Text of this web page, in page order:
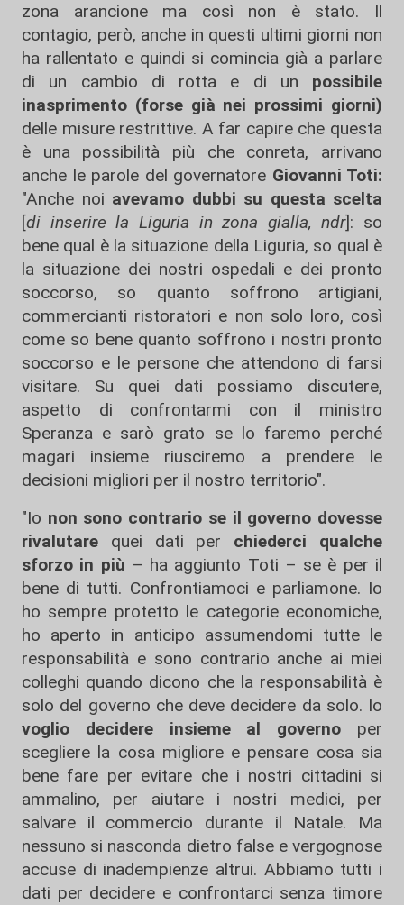
zona arancione ma così non è stato. Il
contagio, però, anche in questi ultimi giorni non
ha rallentato e quindi si comincia già a parlare
di un cambio di rotta e di un possibile
inasprimento (forse già nei prossimi giorni)
delle misure restrittive. A far capire che questa
è una possibilità più che conreta, arrivano
anche le parole del governatore Giovanni Toti:
"Anche noi avevamo dubbi su questa scelta
[di inserire la Liguria in zona gialla, ndr]: so
bene qual è la situazione della Liguria, so qual è
la situazione dei nostri ospedali e dei pronto
soccorso, so quanto soffrono artigiani,
commercianti ristoratori e non solo loro, così
come so bene quanto soffrono i nostri pronto
soccorso e le persone che attendono di farsi
visitare. Su quei dati possiamo discutere,
aspetto di confrontarmi con il ministro
Speranza e sarò grato se lo faremo perché
magari insieme riusciremo a prendere le
decisioni migliori per il nostro territorio".
"Io non sono contrario se il governo dovesse
rivalutare quei dati per chiederci qualche
sforzo in più – ha aggiunto Toti – se è per il
bene di tutti. Confrontiamoci e parliamone. Io
ho sempre protetto le categorie economiche,
ho aperto in anticipo assumendomi tutte le
responsabilità e sono contrario anche ai miei
colleghi quando dicono che la responsabilità è
solo del governo che deve decidere da solo. Io
voglio decidere insieme al governo per
scegliere la cosa migliore e pensare cosa sia
bene fare per evitare che i nostri cittadini si
ammalino, per aiutare i nostri medici, per
salvare il commercio durante il Natale. Ma
nessuno si nasconda dietro false e vergognose
accuse di inadempienze altrui. Abbiamo tutti i
dati per decidere e confrontarci senza timore